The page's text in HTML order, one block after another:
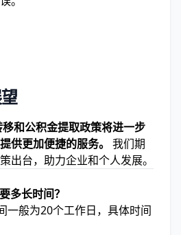
和公积金提取政策将进一步
供更加便捷的服务。 我们期
出台，助力企业和个人发展。
多长时间？
一般为20个工作日，具体时间